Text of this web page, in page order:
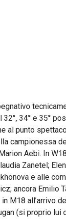
34° e 35°
al punto
campionessa
Aebi. In
Zanetel;
e alle
ancora Emilio
M18 all’arrivo
(si proprio lui